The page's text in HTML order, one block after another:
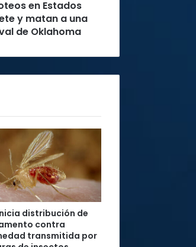
en Estados
y matan a una
de Oklahoma
distribución de
contra
transmitida por